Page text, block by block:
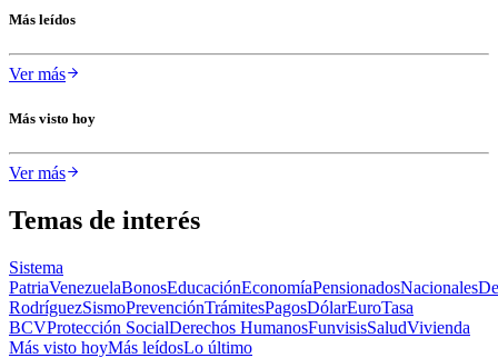
Más leídos
Ver más
Más visto hoy
Ver más
Temas de interés
Sistema
PatriaVenezuelaBonosEducaciónEconomíaPensionadosNacionales
RodríguezSismoPrevenciónTrámitesPagosDólarEuroTasa
BCVProtección SocialDerechos HumanosFunvisisSaludVivienda
Más visto hoyMás leídosLo último